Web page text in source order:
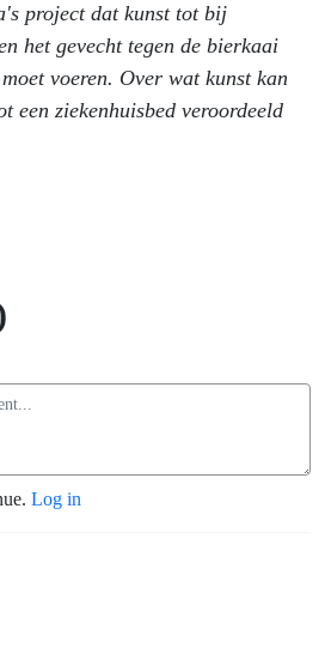
project dat kunst tot bij
het gevecht tegen de bierkaai
voeren. Over wat kunst kan
een ziekenhuisbed veroordeeld
Log in